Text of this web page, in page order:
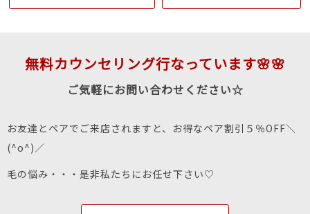
無料カウンセリング行なっています🌸🌸
ご気軽にお問い合わせください☆
お友達とペアでご来店されますと、お得なペア割引５％OFF＼
(^o^)／
毛の悩み・・・是非私たちにお任せ下さい♡